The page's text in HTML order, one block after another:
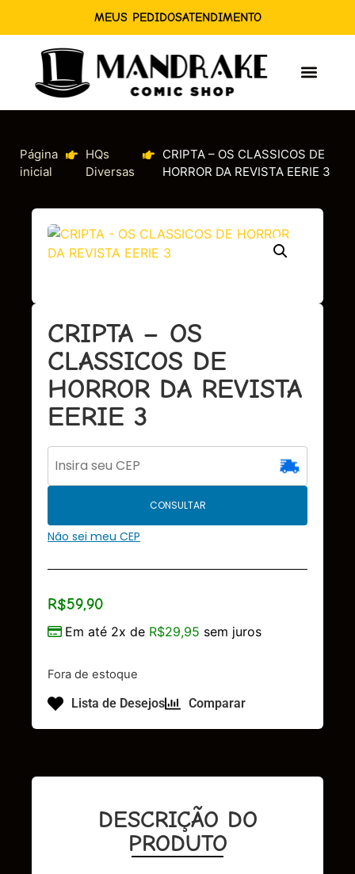
MEUS PEDIDOSATENDIMENTO
Página
inicial
HQs
Diversas
CRIPTA – OS CLASSICOS DE
HORROR DA REVISTA EERIE 3
CRIPTA – OS
CLASSICOS DE
HORROR DA REVISTA
EERIE 3
CONSULTAR
Não sei meu CEP
R$59,90
Em até 2x de R$29,95 sem juros
Fora de estoque
Lista de Desejos Comparar
DESCRIÇÃO DO
PRODUTO